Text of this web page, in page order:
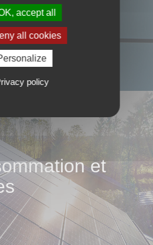
et
accept all
all cookies
policy